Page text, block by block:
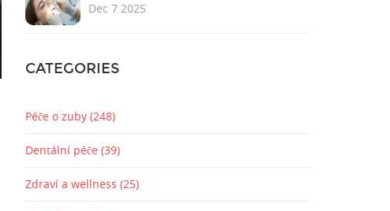
Dec 7 2025
CATEGORIES
Péče o zuby (248)
Dentální péče (39)
Zdraví a wellness (25)